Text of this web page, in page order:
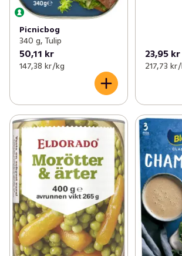
Picnicbog
340 g, Tulip
50,11 kr
147,38 kr /kg
23,95 kr
217,73 kr